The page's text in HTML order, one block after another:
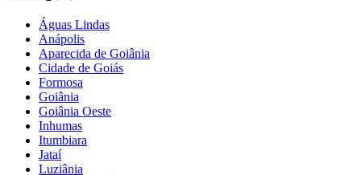
Águas Lindas
Anápolis
Aparecida de Goiânia
Cidade de Goiás
Formosa
Goiânia
Goiânia Oeste
Inhumas
Itumbiara
Jataí
Luziânia